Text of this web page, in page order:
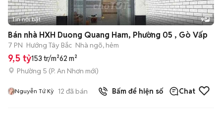
+2
Tin nổi bật 9
Bán nhà HXH Duong Quang Ham, Phường 05 , Gò Vấp
7 PN Hướng Tây Bắc Nhà ngõ, hẻm
9,5 tỷ153 tr/m²62 m²
Phường 5 (P. An Nhơn mới)
Nguyễn Tứ Kỳ 12 đã bán Bấm để hiện số Chat